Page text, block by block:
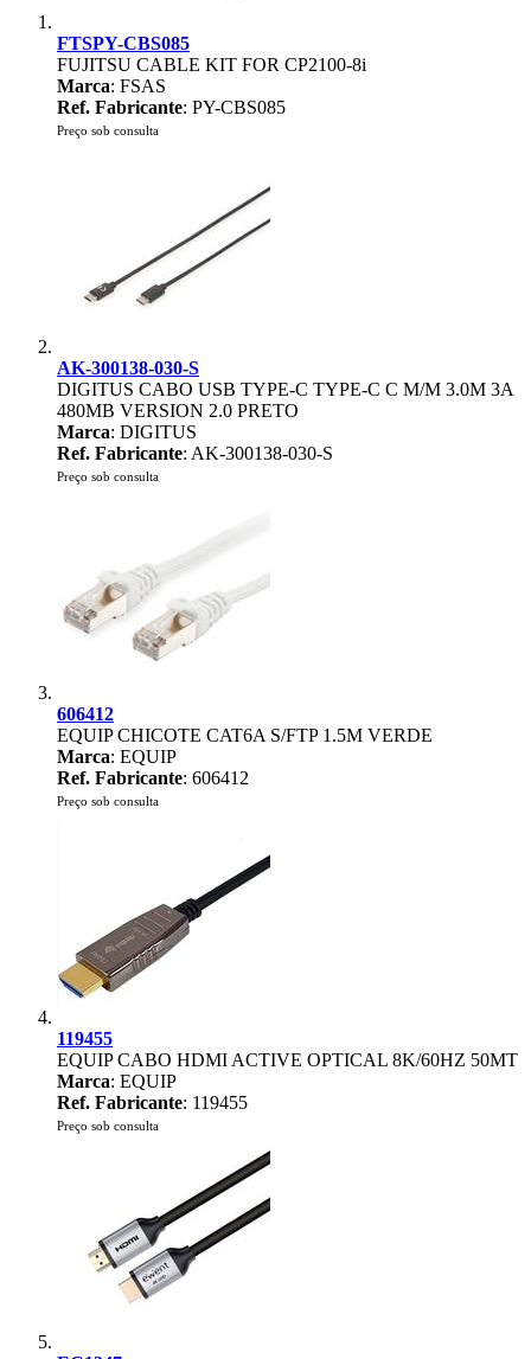
FTSPY-CBS085
FUJITSU CABLE KIT FOR CP2100-8i
Marca: FSAS
Ref. Fabricante: PY-CBS085
Preço sob consulta
AK-300138-030-S
DIGITUS CABO USB TYPE-C TYPE-C C M/M 3.0M 3A
480MB VERSION 2.0 PRETO
Marca: DIGITUS
Ref. Fabricante: AK-300138-030-S
Preço sob consulta
606412
EQUIP CHICOTE CAT6A S/FTP 1.5M VERDE
Marca: EQUIP
Ref. Fabricante: 606412
Preço sob consulta
119455
EQUIP CABO HDMI ACTIVE OPTICAL 8K/60HZ 50MT
Marca: EQUIP
Ref. Fabricante: 119455
Preço sob consulta